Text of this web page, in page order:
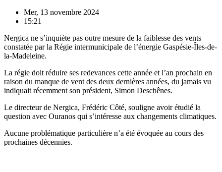
Mer, 13 novembre 2024
15:21
Nergica ne s’inquiète pas outre mesure de la faiblesse des vents
constatée par la Régie intermunicipale de l’énergie Gaspésie-Îles-de-
la-Madeleine.
La régie doit réduire ses redevances cette année et l’an prochain en
raison du manque de vent des deux dernières années, du jamais vu
indiquait récemment son président, Simon Deschênes.
Le directeur de Nergica, Frédéric Côté, souligne avoir étudié la
question avec Ouranos qui s’intéresse aux changements climatiques.
Aucune problématique particulière n’a été évoquée au cours des
prochaines décennies.